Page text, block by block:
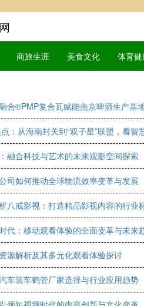
商旅生涯 美食文化 体育
合®PMP复合瓦赋能燕京啤酒生产基
：从海南封关到“双子星”联盟，看智
融合科技与艺术的未来观影空间探索
司如何推动全球物流效率变革与发展
八戒影视：打造精品影视内容的行业
代：移动观看体验的全面变革与未来
源解析及其多元化观看体验探讨
车装车鹤管厂家选择与行业应用趋势